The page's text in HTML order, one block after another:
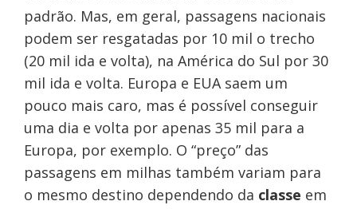
padrão. Mas, em geral, passagens nacionais
podem ser resgatadas por 10 mil o trecho
(20 mil ida e volta), na América do Sul por 30
mil ida e volta. Europa e EUA saem um
pouco mais caro, mas é possível conseguir
uma dia e volta por apenas 35 mil para a
Europa, por exemplo. O “preço” das
passagens em milhas também variam para
o mesmo destino dependendo da classe em